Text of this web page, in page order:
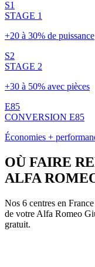
S1
STAGE 1
+20 à 30% de puissance
S2
STAGE 2
+30 à 50% avec pièces
E85
CONVERSION E85
Économies +
OÙ FAIRE
ALFA
Nos 6 centres en
de votre Alfa Romeo
gratuit.